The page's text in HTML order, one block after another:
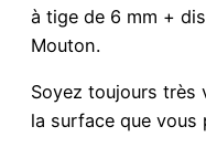
à tige de 6 mm +
Mouton.
Soyez toujours très
la surface que vous